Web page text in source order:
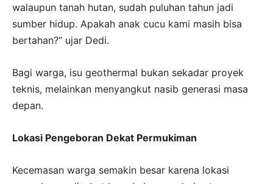
walaupun tanah hutan, sudah puluhan tahun jadi
sumber hidup. Apakah anak cucu kami masih bisa
bertahan?” ujar Dedi.
Bagi warga, isu geothermal bukan sekadar proyek
teknis, melainkan menyangkut nasib generasi masa
depan.
Lokasi Pengeboran Dekat Permukiman
Kecemasan warga semakin besar karena lokasi